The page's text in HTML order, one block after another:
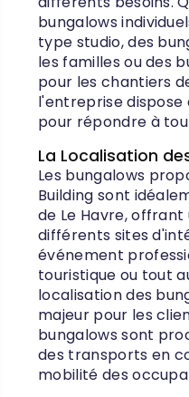
bungalows
type studio, des
les familles ou des
pour les chantiers
l'entreprise dispose
pour répondre à
La Localisation
Les bungalows
Building sont
de Le Havre,
différents sites
événement
touristique ou tout
localisation des
majeur pour les
bungalows sont
des transports en
mobilité des